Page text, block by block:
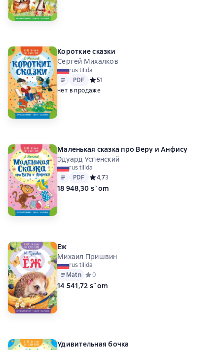
Короткие сказки
Сергей Михалков
rus tilida
Matn
PDF
PDF Средний рейтинг 5 на основе 1 оценок
51
нет в продаже
Маленькая сказка про Веру и Анфису
Эдуард Успенский
rus tilida
Matn
PDF
PDF Средний рейтинг 4,7 на основе 3 оценок
4,73
18 948,30 s`om
Еж
Михаил Пришвин
rus tilida
Matn Средний рейтинг 0 на основе 0 оценок
0
14 541,72 s`om
Удивительная бочка